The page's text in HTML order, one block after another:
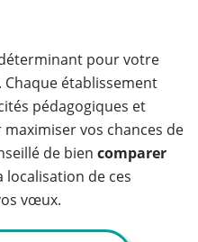
pour votre
établissement
pédagogiques et
vos chances de
de bien comparer
localisation de ces
vœux.